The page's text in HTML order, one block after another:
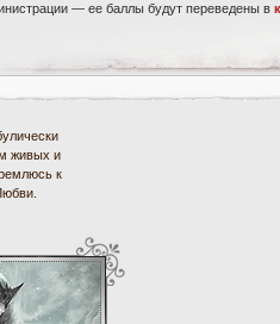
— ее баллы будут переведены в
живых и
к